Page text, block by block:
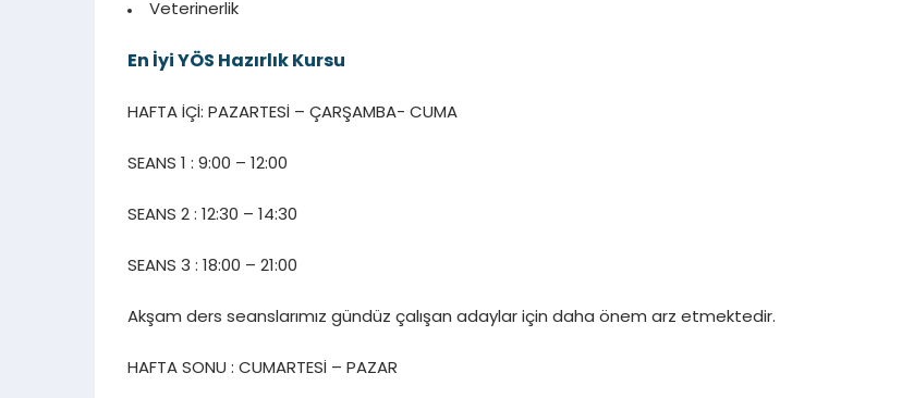
Veterinerlik
En İyi YÖS Hazırlık Kursu
HAFTA İÇİ: PAZARTESİ – ÇARŞAMBA- CUMA
SEANS 1 : 9:00 – 12:00
SEANS 2 : 12:30 – 14:30
SEANS 3 : 18:00 – 21:00
Akşam ders seanslarımız gündüz çalışan adaylar için daha önem arz etmektedir.
HAFTA SONU : CUMARTESİ – PAZAR